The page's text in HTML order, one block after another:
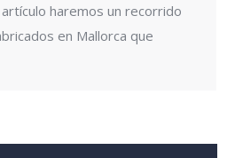
haremos un recorrido
en Mallorca que